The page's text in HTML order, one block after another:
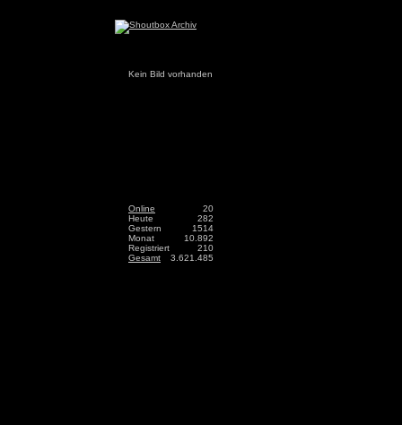
Kein Bild vorhanden
20
Online
282
Heute
1514
Gestern
10.892
Monat
210
Registriert
3.621.485
Gesamt